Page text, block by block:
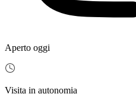
Aperto oggi
Visita in autonomia